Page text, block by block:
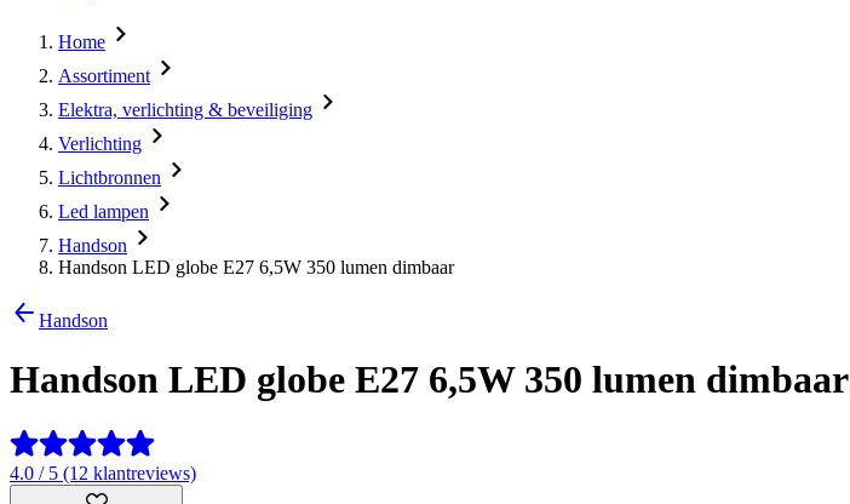
Home
Assortiment
Elektra, verlichting & beveiliging
Verlichting
Lichtbronnen
Led lampen
Handson
Handson LED globe E27 6,5W 350 lumen dimbaar
Handson
Handson LED globe E27 6,5W 350 lumen dimbaar
4.0 / 5 (12 klantreviews)